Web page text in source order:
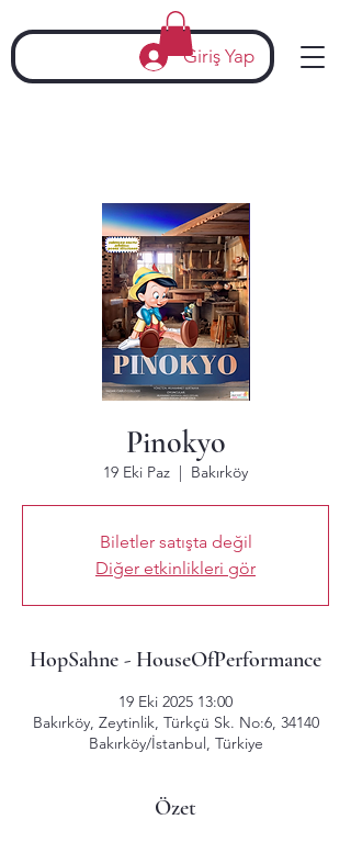
Giriş Yap
Pinokyo
19 Eki Paz
  |
Bakırköy
Biletler satışta değil
Diğer etkinlikleri gör
HopSahne - HouseOfPerformance
19 Eki 2025 13:00
Bakırköy, Zeytinlik, Türkçü Sk. No:6, 34140
Bakırköy/İstanbul, Türkiye
Özet